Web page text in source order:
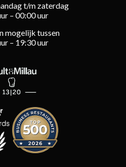
t/m zaterdag
– 00:00 uur
mogelijk tussen
– 19:30 uur